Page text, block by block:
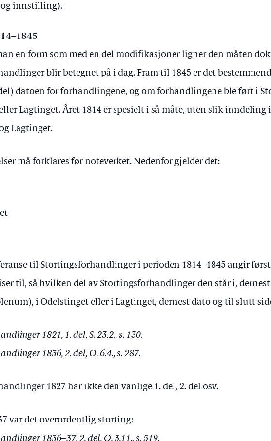
innstilling).
en form som med en del modifikasjoner ligner den måten
blir betegnet på i dag. Fram til 1845 er det
datoen for forhandlingene, og om forhandlingene ble ført i
Lagtinget. Året 1814 er spesielt i så måte, uten slik inndeling
Lagtinget.
må forklares før noteverket. Nedenfor gjelder det:
til Stortingsforhandlinger i perioden 1814–1845 angir
til, så hvilken del av Stortingsforhandlinger den står i,
i Odelstinget eller i Lagtinget, dernest dato og til slutt
1821, 1. del, S. 23.2., s. 130.
1836, 2. del, O. 6.4., s. 287.
1827 har ikke den vanlige 1. del, 2. del osv.
var det overordentlig storting:
1836–37, 2. del, O. 3.11., s. 519.